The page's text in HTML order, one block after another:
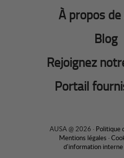
À propos de
Blog
Rejoignez
Portail
AUSA @ 2026 · Politique
Mentions légales ·
d'information interne